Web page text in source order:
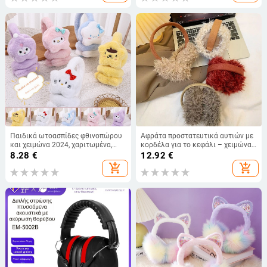
Παιδικά ωτοασπίδες φθινοπώρου
και χειμώνα 2024, χαριτωμένα,
ζεστά ωτοασπίδες για μωρά,
ανθεκτικά στο κρύο, παιδικά
ωτοασπίδες με επένδυση από φλις,
8.28 €
add_shopping_cart
Αφράτα προστατευτικά αυτιών με
κορδέλα για το κεφάλι – χειμώνα
εξωτερικά, μονοχρωματικό σχέδιο,
λεπτομέρειες από τεχνητή γούνα
αλεπούς
12.92 €
add_shopping_cart